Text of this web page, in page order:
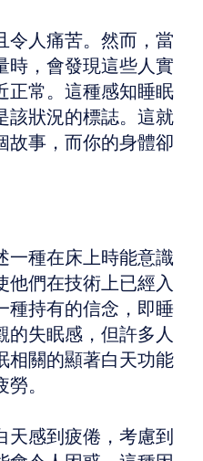
令人痛苦。然而，當
時，會發現這些人實
正常。這種感知睡眠
該狀況的標誌。這就
故事，而你的身體卻
一種在床上時能意識
他們在技術上已經入
種持有的信念，即睡
的失眠感，但許多人
相關的顯著白天功能
。
天感到疲倦，考慮到